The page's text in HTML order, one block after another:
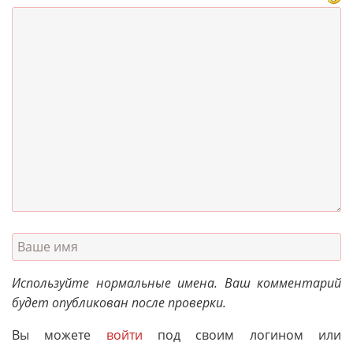
Используйте нормальные имена. Ваш комментарий
будет опубликован после проверки.
Вы можете войти под своим логином или